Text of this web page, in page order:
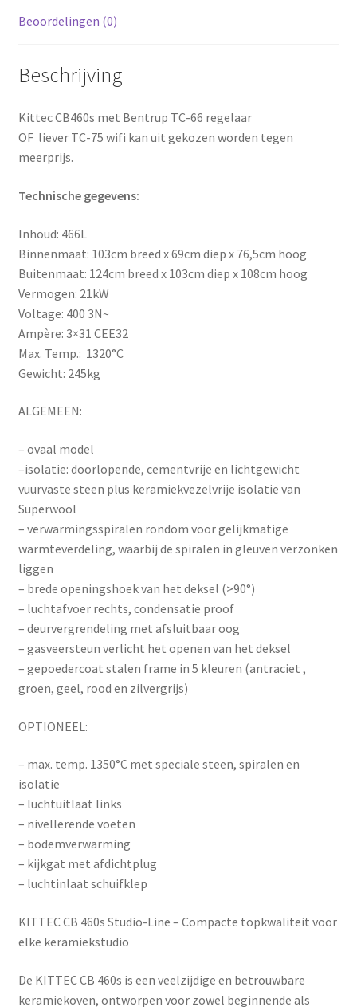
Beoordelingen (0)
Beschrijving
Kittec CB460s met Bentrup TC-66 regelaar
OF liever TC-75 wifi kan uit gekozen worden tegen
meerprijs.
Technische gegevens:
Inhoud: 466L
Binnenmaat: 103cm breed x 69cm diep x 76,5cm hoog
Buitenmaat: 124cm breed x 103cm diep x 108cm hoog
Vermogen: 21kW
Voltage: 400 3N~
Ampère: 3×31 CEE32
Max. Temp.: 1320°C
Gewicht: 245kg
ALGEMEEN:
– ovaal model
–isolatie: doorlopende, cementvrije en lichtgewicht
vuurvaste steen plus keramiekvezelvrije isolatie van
Superwool
– verwarmingsspiralen rondom voor gelijkmatige
warmteverdeling, waarbij de spiralen in gleuven verzonken
liggen
– brede openingshoek van het deksel (>90°)
– luchtafvoer rechts, condensatie proof
– deurvergrendeling met afsluitbaar oog
– gasveersteun verlicht het openen van het deksel
– gepoedercoat stalen frame in 5 kleuren (antraciet ,
groen, geel, rood en zilvergrijs)
OPTIONEEL:
– max. temp. 1350°C met speciale steen, spiralen en
isolatie
– luchtuitlaat links
– nivellerende voeten
– bodemverwarming
– kijkgat met afdichtplug
– luchtinlaat schuifklep
KITTEC CB 460s Studio-Line – Compacte topkwaliteit voor
elke keramiekstudio
De KITTEC CB 460s is een veelzijdige en betrouwbare
keramiekoven, ontworpen voor zowel beginnende als